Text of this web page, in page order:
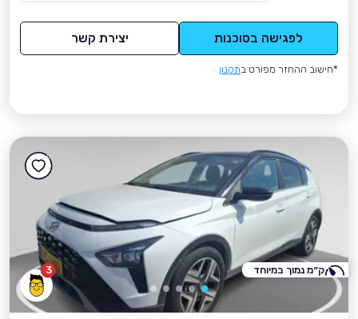
לפגישה בסוכנות יצירת קשר
*חישוב ההחזר מפורט בתקנון
3 ק״מ נמוך במיוחד